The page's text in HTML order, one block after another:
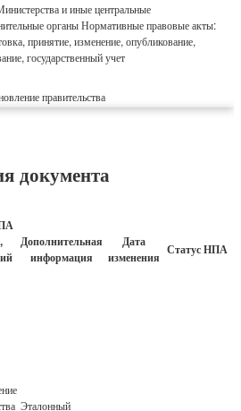
и иные центральные
органы Нормативные правовые акты:
принятие, изменение, опубликование,
государственный учет
правительства
документа
Дополнительная
информация
Дата
изменения Статус НПА
Эталонный